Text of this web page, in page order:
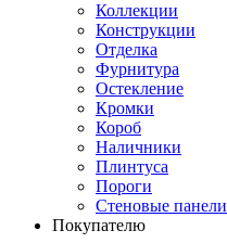
Коллекции
Конструкции
Отделка
Фурнитура
Остекление
Кромки
Короб
Наличники
Плинтуса
Пороги
Стеновые панели
Покупателю